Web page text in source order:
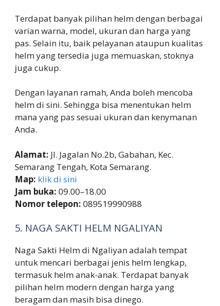
Terdapat banyak pilihan helm dengan berbagai
varian warna, model, ukuran dan harga yang
pas. Selain itu, baik pelayanan ataupun kualitas
helm yang tersedia juga memuaskan, stoknya
juga cukup.
Dengan layanan ramah, Anda boleh mencoba
helm di sini. Sehingga bisa menentukan helm
mana yang pas sesuai ukuran dan kenymanan
Anda.
Alamat: Jl. Jagalan No.2b, Gabahan, Kec.
Semarang Tengah, Kota Semarang.
Map: klik di sini
Jam buka: 09.00–18.00
Nomor telepon: 089519990988
5. NAGA SAKTI HELM NGALIYAN
Naga Sakti Helm di Ngaliyan adalah tempat
untuk mencari berbagai jenis helm lengkap,
termasuk helm anak-anak. Terdapat banyak
pilihan helm modern dengan harga yang
beragam dan masih bisa dinego.